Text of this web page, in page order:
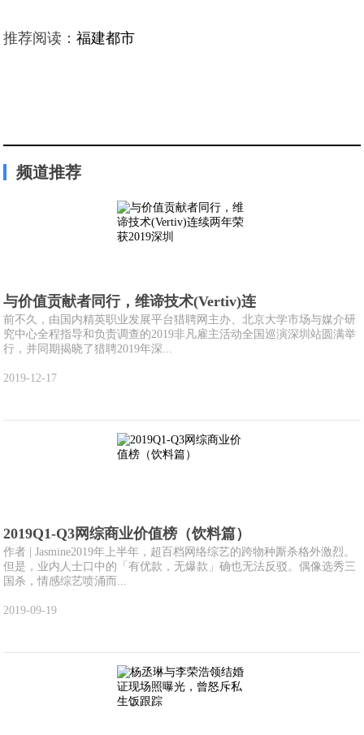
推荐阅读：福建都市
频道推荐
与价值贡献者同行，维谛技术(Vertiv)连
前不久，由国内精英职业发展平台猎聘网主办、北京大学市场与媒介研
究中心全程指导和负责调查的2019非凡雇主活动全国巡演深圳站圆满举
行，并同期揭晓了猎聘2019年深...
2019-12-17
2019Q1-Q3网综商业价值榜（饮料篇）
作者 | Jasmine2019年上半年，超百档网络综艺的跨物种厮杀格外激烈。
但是，业内人士口中的「有优款，无爆款」确也无法反驳。偶像选秀三
国杀，情感综艺喷涌而...
2019-09-19